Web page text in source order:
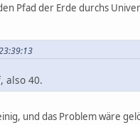
Pfad der Erde durchs
also 40.
und das Problem wäre